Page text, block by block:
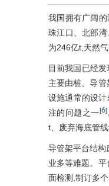
我国拥有广阔
珠江口、北部
为246亿t,天然
目前我国已经
主要由桩、导
设施通常的设
注的问题之一[6]
t、废弃海底管
导管架平台结构
业多等难题。
面检测,制订多